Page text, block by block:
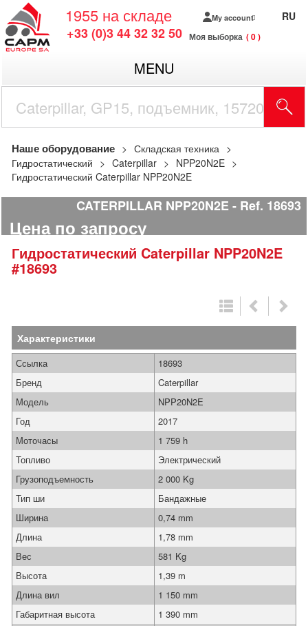
1955 на складе
+33 (0)3 44 32 32 50
My account
Моя выборка 0
RU
MENU
Наше оборудование
Складская техника
Гидростатический
Caterpillar
NPP20N2E
Гидростатический Caterpillar NPP20N2E
CATERPILLAR NPP20N2E Ref. 18693
Цена по запросу
Гидростатический Caterpillar NPP20N2E
#18693
Характеристики
Ссылка
18693
Бренд
Caterpillar
Модель
NPP20N2E
Год
2017
Моточасы
1 759 h
Топливо
Электрический
Грузоподъемность
2 000 Kg
Тип ши
Бандажные
Ширина
0,74 mm
Длина
1,78 mm
Вес
581 Kg
Высота
1,39 m
Длина вил
1 150 mm
Габаритная высота
1 390 mm